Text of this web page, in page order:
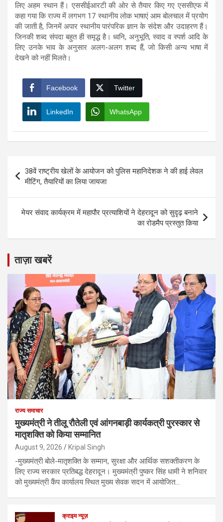
लिए अहम स्थान हैं। एससीईआरटी की ओर से तैयार किए गए एससीएफ में
कहा गया कि राज्य में लगभग 17 स्थानीय लोक भाषाएं आम बोलचाल में प्रयोग
की जाती है, जिनमें अपार स्थानीय पारंपरिक ज्ञान के संदेश और उदाहरण हैं।
जिनकी शब्द संपदा बहुत ही समृद्ध है। ध्वनि, अनुभूति, स्वाद व स्पर्श आदि के
लिए उनके भाव के अनुसार अलग-अलग शब्द हैं, जो किसी अन्य भाषा में
देखने को नहीं मिलते।
Facebook Twitter
LinkedIn WhatsApp
navigation
38वें राष्ट्रीय खेलों के आयोजन को पुलिस महानिदेशक ने की हाई लेवल
मीटिंग, तैयारियों का लिया जायजा
मेयर संवाद कार्यक्रम में महापौर प्रत्याशियों ने देहरादून को सुदृढ़ बनाने
का रोडमैप प्रस्तुत किया
ताज़ा खबरें
राज्य समाचार
मुख्यमंत्री ने तीलू रौतेली एवं आंगनबाड़ी कार्यकत्री पुरस्कार से
मातृशक्ति को किया सम्मानित
August 9, 2026 Kripal Singh
-मुख्यमंत्री बोले-मातृशक्ति के सम्मान, सुरक्षा और आर्थिक सशक्तीकरण के
लिए राज्य सरकार प्रतिबद्ध देहरादून। मुख्यमंत्री पुष्कर सिंह धामी ने शनिवार
को मुख्यमंत्री कैंप कार्यालय स्थित मुख्य सेवक सदन में आयोजित…
क्राइम न्यूज़